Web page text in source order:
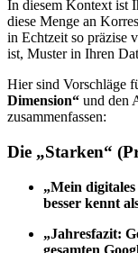
In diesem Kontext ist
diese Menge an
in Echtzeit so präzise
ist, Muster in Ihren
Hier sind Vorschläge
Dimension“ und den
zusammenfassen:
Die „Starken“
„Mein
besser kennt
„Jahresfazit:
gesamten